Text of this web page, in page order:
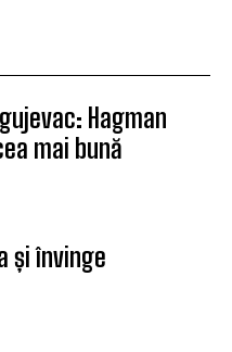
Hagman
mai bună
și învinge